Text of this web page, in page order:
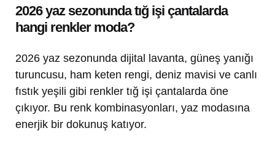
2026 yaz sezonunda tığ işi çantalarda
hangi renkler moda?
2026 yaz sezonunda dijital lavanta, güneş yanığı
turuncusu, ham keten rengi, deniz mavisi ve canlı
fıstık yeşili gibi renkler tığ işi çantalarda öne
çıkıyor. Bu renk kombinasyonları, yaz modasına
enerjik bir dokunuş katıyor.